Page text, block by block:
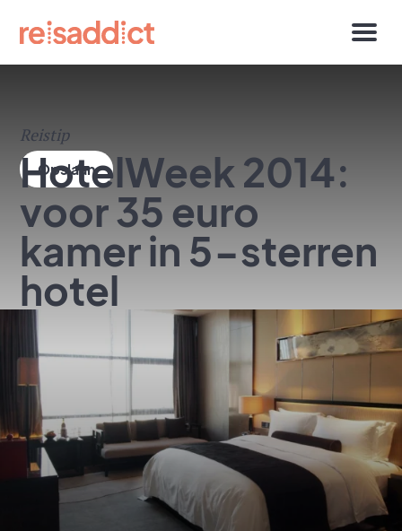
Reistip
HotelWeek 2014:
voor 35 euro
kamer in 5-sterren
hotel